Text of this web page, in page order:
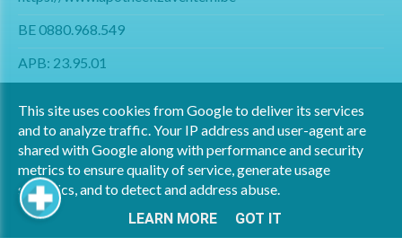
BE 0880.968.549
APB: 23.95.01
Copyright All Rights Reserved © 2024 Apotheek Kestemont
Privacy & Cookies
UP-TO-DATE WebDesign
This site uses cookies from Google to deliver its services
and to analyze traffic. Your IP address and user-agent are
shared with Google along with performance and security
metrics to ensure quality of service, generate usage
statistics, and to detect and address abuse.
LEARN MORE
GOT IT